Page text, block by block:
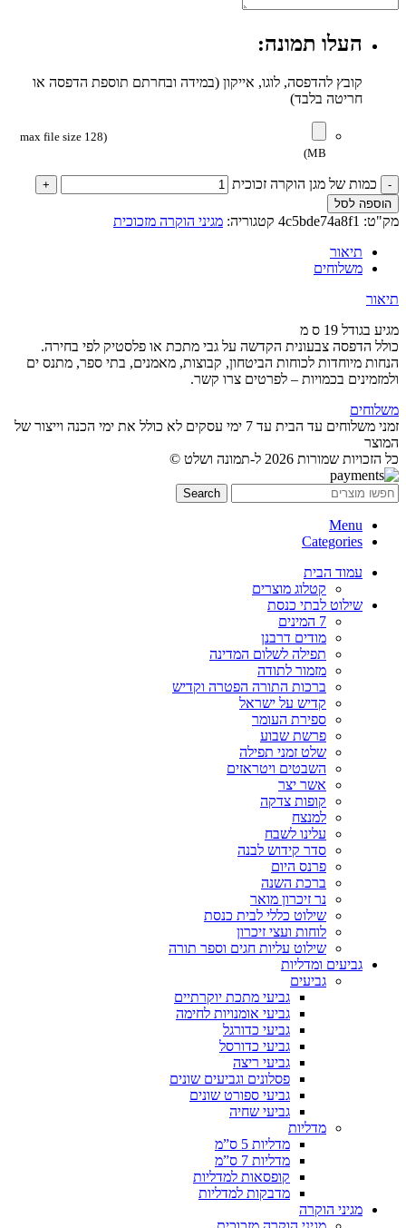
העלו תמונה:
קובץ להדפסה, לוגו, אייקון (במידה ובחרתם תוספת הדפסה או
חריטה בלבד)
(max file size 128
MB)
כמות של מגן הוקרה זכוכית
הוספה לסל
מק"ט: 4c5bde74a8f1 קטגוריה: מגיני הוקרה מזכוכית
תיאור
משלוחים
תיאור
מגיע בגודל 19 ס מ
כולל הדפסה צבעונית הקדשה על גבי מתכת או פלסטיק לפי בחירה.
הנחות מיוחדות לכוחות הביטחון, קבוצות, מאמנים, בתי ספר, מתנס ים
ולמזמינים בכמויות – לפרטים צרו קשר.
משלוחים
זמני משלוחים עד הבית עד 7 ימי עסקים לא כולל את ימי הכנה וייצור של
המוצר
כל הזכויות שמורות 2026 ל-תמונה ושלט ©
Search
Menu
Categories
עמוד הבית
קטלוג מוצרים
שילוט לבתי כנסת
7 המינים
מודים דרבנן
תפילה לשלום המדינה
מזמור לתודה
ברכות התורה הפטרה וקדיש
קדיש על ישראל
ספירת העומר
פרשת שבוע
שלט זמני תפילה
השבטים ויטראזים
אשר יצר
קופות צדקה
למנצח
עלינו לשבח
סדר קידוש לבנה
פרנס היום
ברכת השנה
נר זיכרון מואר
שילוט כללי לבית כנסת
לוחות ועצי זיכרון
שילוט עליות חגים וספר תורה
גביעים ומדליות
גביעים
גביעי מתכת יוקרתיים
גביעי אומנויות לחימה
גביעי כדורגל
גביעי כדורסל
גביעי ריצה
פסלונים וגביעים שונים
גביעי ספורט שונים
גביעי שחיה
מדליות
מדליות 5 ס”מ
מדליות 7 ס”מ
קופסאות למדליות
מדבקות למדליות
מגיני הוקרה